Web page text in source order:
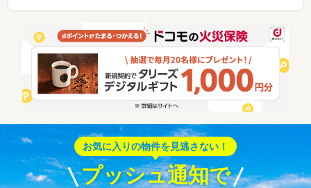
お気に入りの物件を見逃さない！
プッシュ通知で